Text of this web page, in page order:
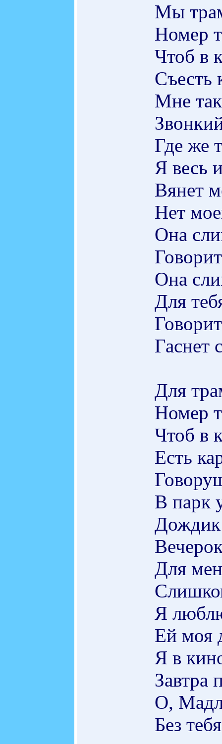
Мы
Номер
Чтоб в
Съесть
Мне
Где же
Я весь
Вянет
Нет
Она
Она
Для
Гаснет
Для
Номер
Чтоб в
Есть
В парк
Дождик
Для
Я
Ей моя
Я в
Завтра
О,
Без